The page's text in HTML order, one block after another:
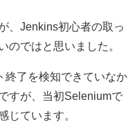
、Jenkins初心者の取っ
のではと思いました。
終了を検知できていなか
すが、当初Seleniumで
じています。